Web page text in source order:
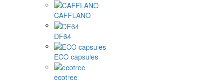
CAFFLANO
DF64
ECO capsules
ecotree